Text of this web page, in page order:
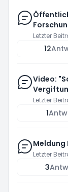
Letzter
12
Video:
Letzter
1
Meldung
Letzter
3